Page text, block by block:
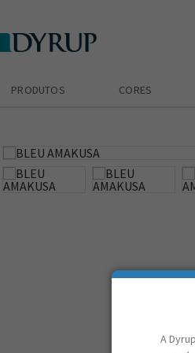
PRODUTOS CORES
A